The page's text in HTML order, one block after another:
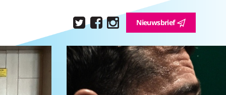
Nieuwsbrief